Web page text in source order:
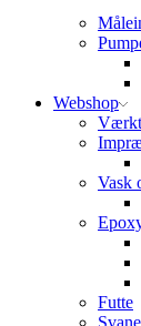
Webshop
Vask
Futte